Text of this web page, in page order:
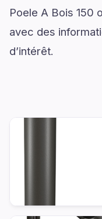
Poele A Bois 150
avec des
d’intérêt.